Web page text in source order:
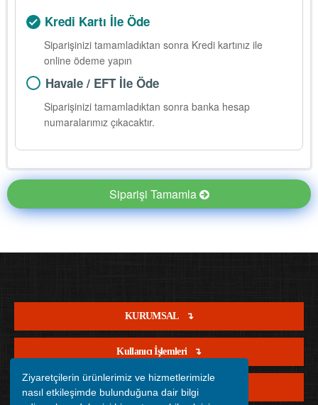
Ziyaretçilerin ürünlerimiz ve hizmetlerimizle
nasıl etkileşimde bulunduğuna dair bilgi
Kredi Kartı İle Öde
Siparişinizi tamamladıktan sonra Kredi kartınız ile
online ödeme yapın
Havale / EFT İle Öde
Siparişinizi tamamladıktan sonra banka hesap
numaralarımız çıkacaktır.
Siparişi Tamamla
KURUMSAL
Kullanıcı İşlemleri
Satış İşlemleri